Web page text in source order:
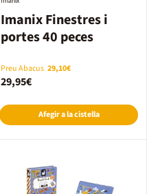
Imanix Finestres i
portes 40 peces
Preu Abacus 29,10€
29,95€
Afegir a la cistella